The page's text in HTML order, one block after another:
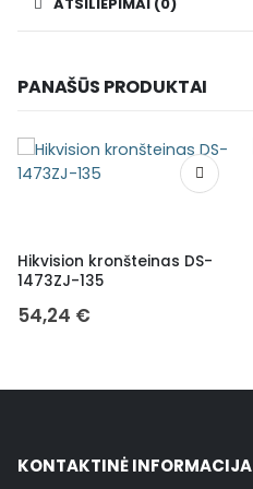
PANAŠŪS PRODUKTAI
Hikvision kronšteinas DS-
1473ZJ-135
54,24 €
KONTAKTINĖ INFORMACIJA